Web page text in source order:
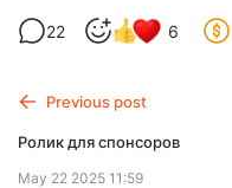
Спонсоры Бусти
22 6
Previous post
Ролик для спонсоров
May 22 2025 11:59